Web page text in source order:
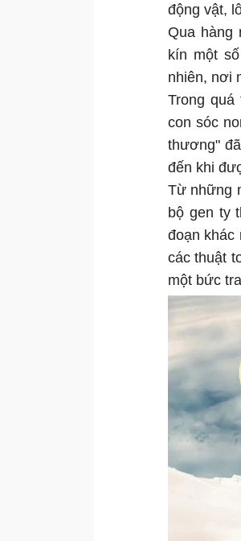
động vật,
Qua hàng
kín một
nhiên, nơi
Trong
con sóc
thương"
đến khi
Từ những
bộ gen ty
đoạn khác
các thuật
một bức